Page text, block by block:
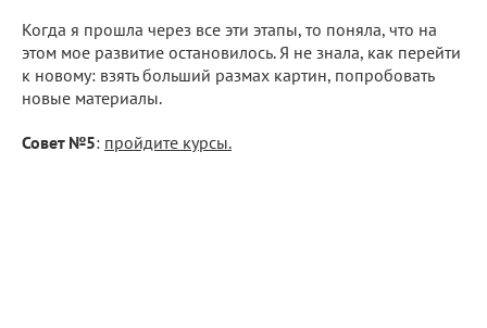
Когда я прошла через все эти этапы, то поняла, что на
этом мое развитие остановилось. Я не знала, как перейти
к новому: взять больший размах картин, попробовать
новые материалы.
Совет №5: пройдите курсы.